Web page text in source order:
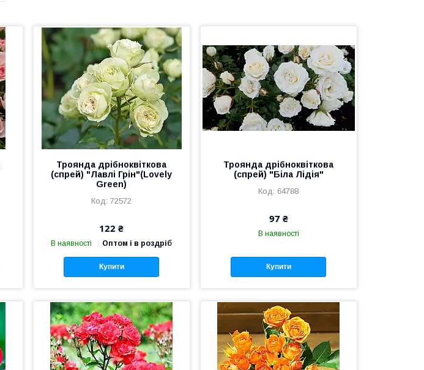
Троянда дрібноквіткова
(спрей) "Лавлі Грін"(Lovely
Green)
72572
122 ₴
В наявності Оптом і в роздріб
Купити
Троянда дрібноквіткова
(спрей) "Біла Лідія"
64788
97 ₴
В наявності
Купити